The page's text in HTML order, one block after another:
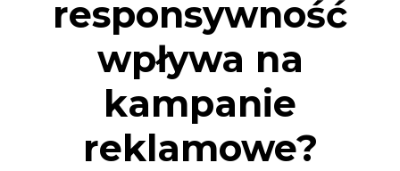
responsywność
wpływa na
kampanie
reklamowe?